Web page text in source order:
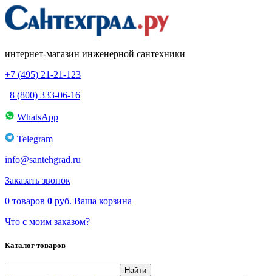
интернет-магазин инженерной сантехники
+7 (495) 21-21-123
8 (800) 333-06-16
WhatsApp
Telegram
info@santehgrad.ru
Заказать звонок
0 товаров 0 руб. Ваша корзина
Что с моим заказом?
Каталог товаров